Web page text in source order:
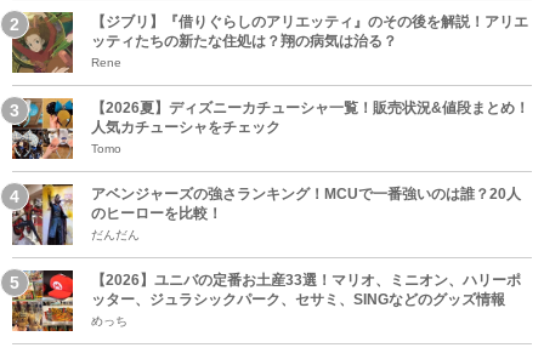
【ジブリ】『借りぐらしのアリエッティ』のその後を解説！アリエ
ッティたちの新たな住処は？翔の病気は治る？
Rene
【2026夏】ディズニーカチューシャ一覧！販売状況&値段まとめ！
人気カチューシャをチェック
Tomo
アベンジャーズの強さランキング！MCUで一番強いのは誰？20人
のヒーローを比較！
だんだん
【2026】ユニバの定番お土産33選！マリオ、ミニオン、ハリーポ
ッター、ジュラシックパーク、セサミ、SINGなどのグッズ情報
めっち